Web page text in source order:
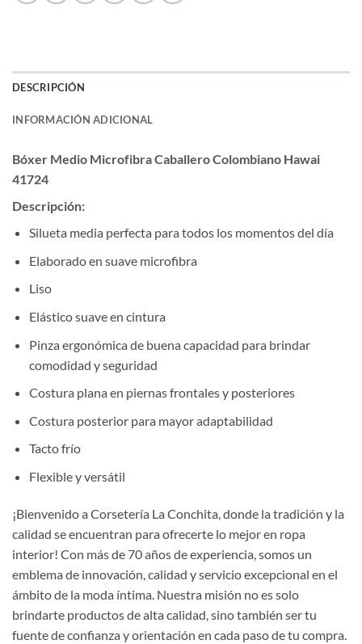
DESCRIPCIÓN
INFORMACIÓN ADICIONAL
Bóxer Medio Microfibra Caballero Colombiano Hawai
41724
Descripción:
Silueta media perfecta para todos los momentos del día
Elaborado en suave microfibra
Liso
Elástico suave en cintura
Pinza ergonómica de buena capacidad para brindar
comodidad y seguridad
Costura plana en piernas frontales y posteriores
Costura posterior para mayor adaptabilidad
Tacto frío
Flexible y versátil
¡Bienvenido a Corsetería La Conchita, donde la tradición y la
calidad se encuentran para ofrecerte lo mejor en ropa
interior! Con más de 70 años de experiencia, somos un
emblema de innovación, calidad y servicio excepcional en el
ámbito de la moda íntima. Nuestra misión no es solo
brindarte productos de alta calidad, sino también ser tu
fuente de confianza y orientación en cada paso de tu compra.